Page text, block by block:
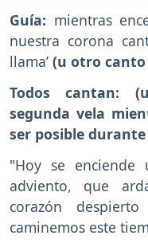
Guía: mientras
nuestra corona
llama’ (u otro
Todos cantan:
segunda vela
ser posible
"Hoy se
adviento, que
corazón
caminemos este